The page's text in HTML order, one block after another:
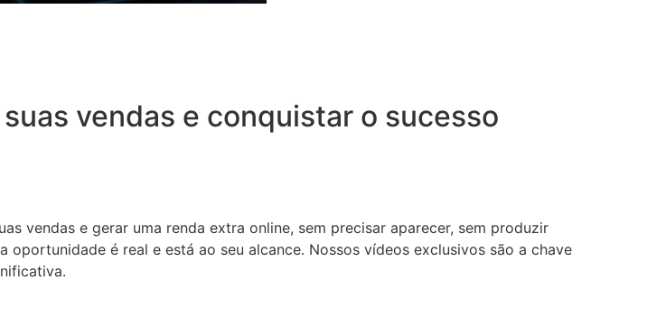
vendas e conquistar o sucesso
vendas e gerar uma renda extra online, sem precisar aparecer, sem produzir
é real e está ao seu alcance. Nossos vídeos exclusivos são a chave